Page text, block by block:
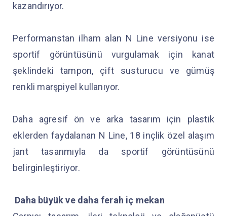
kazandırıyor.
Performanstan ilham alan N Line versiyonu ise
sportif görüntüsünü vurgulamak için kanat
şeklindeki tampon, çift susturucu ve gümüş
renkli marşpiyel kullanıyor.
Daha agresif ön ve arka tasarım için plastik
eklerden faydalanan N Line, 18 inçlik özel alaşım
jant tasarımıyla da sportif görüntüsünü
belirginleştiriyor.
Daha büyük ve daha ferah iç mekan